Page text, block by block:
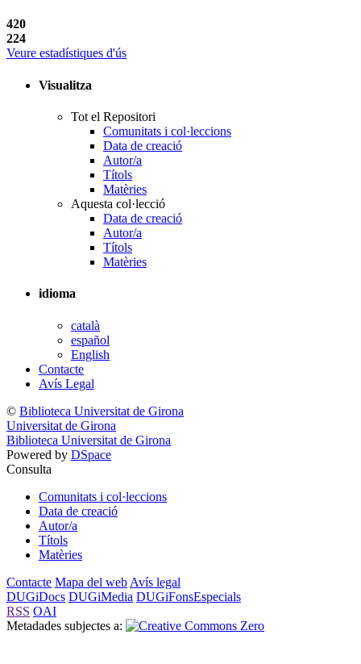
420
224
Veure estadístiques d'ús
Visualitza
Tot el Repositori
Comunitats i col·leccions
Data de creació
Autor/a
Títols
Matèries
Aquesta col·lecció
Data de creació
Autor/a
Títols
Matèries
idioma
català
español
English
Contacte
Avís Legal
© Biblioteca Universitat de Girona
Universitat de Girona
Biblioteca Universitat de Girona
Powered by DSpace
Consulta
Comunitats i col·leccions
Data de creació
Autor/a
Títols
Matèries
Contacte Mapa del web Avís legal
DUGiDocs DUGiMedia DUGiFonsEspecials
RSS OAI
Metadades subjectes a: